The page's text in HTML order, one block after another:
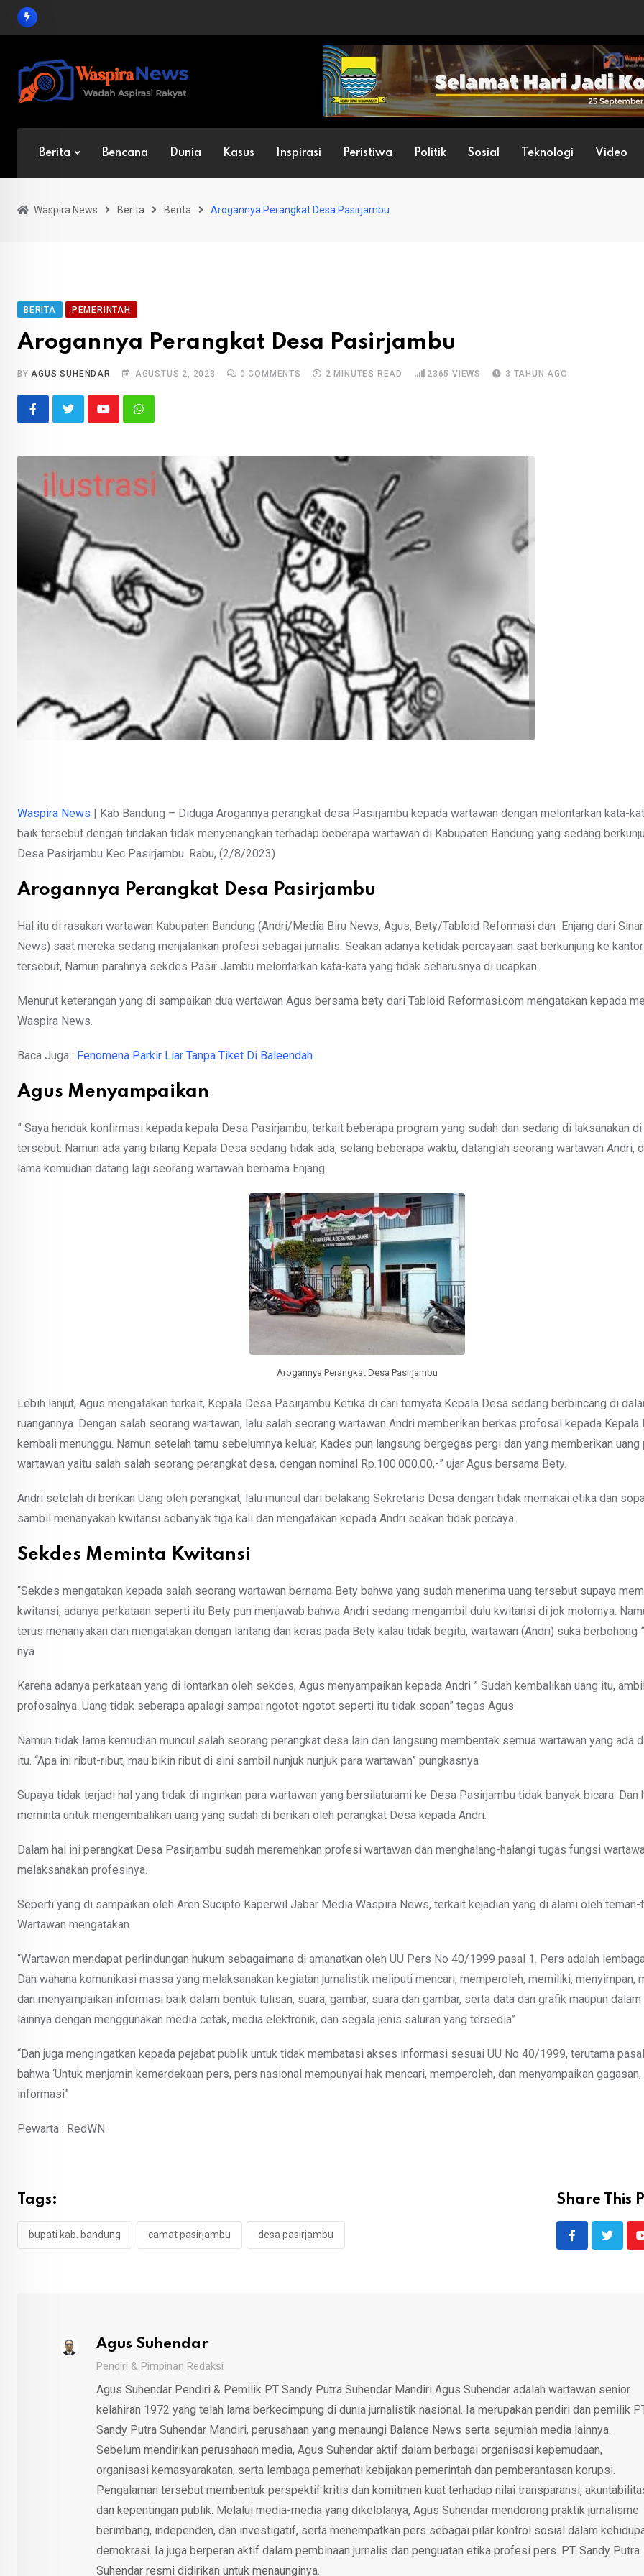
Skip
Berita Bencana Dunia Kasus Inspirasi Peristiwa Politik Sosial Teknologi Video
Waspira News Berita Berita Arogannya Perangkat Desa Pasirjambu
BERITA PEMERINTAH
Arogannya Perangkat Desa Pasirjambu
BYAGUS SUHENDAR AGUSTUS 2, 2023 0 COMMENTS 2 MINUTES READ 2365 VIEWS 3 TAHUN AGO
YoutubeWhatsapp
Waspira News | Kab Bandung – Diduga Arogannya perangkat desa Pasirjambu kepada wartawan dengan melontarkan kata-
baik tersebut dengan tindakan tidak menyenangkan terhadap beberapa wartawan di Kabupaten Bandung yang sedang
Desa Pasirjambu Kec Pasirjambu. Rabu, (2/8/2023)
Arogannya Perangkat Desa Pasirjambu
Hal itu di rasakan wartawan Kabupaten Bandung (Andri/Media Biru News, Agus, Bety/Tabloid Reformasi dan Enjang dari
News) saat mereka sedang menjalankan profesi sebagai jurnalis. Seakan adanya ketidak percayaan saat berkunjung ke
tersebut, Namun parahnya sekdes Pasir Jambu melontarkan kata-kata yang tidak seharusnya di ucapkan.
Menurut keterangan yang di sampaikan dua wartawan Agus bersama bety dari Tabloid Reformasi.com mengatakan kepada
Waspira News.
Baca Juga : Fenomena Parkir Liar Tanpa Tiket Di Baleendah
Agus Menyampaikan
” Saya hendak konfirmasi kepada kepala Desa Pasirjambu, terkait beberapa program yang sudah dan sedang di laksanakan
tersebut. Namun ada yang bilang Kepala Desa sedang tidak ada, selang beberapa waktu, datanglah seorang wartawan Andri,
lama kemudian datang lagi seorang wartawan bernama Enjang.
Arogannya Perangkat Desa Pasirjambu
Lebih lanjut, Agus mengatakan terkait, Kepala Desa Pasirjambu Ketika di cari ternyata Kepala Desa sedang berbincang di
ruangannya. Dengan salah seorang wartawan, lalu salah seorang wartawan Andri memberikan berkas profosal kepada Kepala
kembali menunggu. Namun setelah tamu sebelumnya keluar, Kades pun langsung bergegas pergi dan yang memberikan uang
wartawan yaitu salah salah seorang perangkat desa, dengan nominal Rp.100.000.00,-” ujar Agus bersama Bety.
Andri setelah di berikan Uang oleh perangkat, lalu muncul dari belakang Sekretaris Desa dengan tidak memakai etika dan
sambil menanyakan kwitansi sebanyak tiga kali dan mengatakan kepada Andri seakan tidak percaya.
Sekdes Meminta Kwitansi
“Sekdes mengatakan kepada salah seorang wartawan bernama Bety bahwa yang sudah menerima uang tersebut supaya
kwitansi, adanya perkataan seperti itu Bety pun menjawab bahwa Andri sedang mengambil dulu kwitansi di jok motornya.
terus menanyakan dan mengatakan dengan lantang dan keras pada Bety kalau tidak begitu, wartawan (Andri) suka berbohong
nya
Karena adanya perkataan yang di lontarkan oleh sekdes, Agus menyampaikan kepada Andri ” Sudah kembalikan uang itu,
profosalnya. Uang tidak seberapa apalagi sampai ngotot-ngotot seperti itu tidak sopan” tegas Agus
Namun tidak lama kemudian muncul salah seorang perangkat desa lain dan langsung membentak semua wartawan yang ada
itu. “Apa ini ribut-ribut, mau bikin ribut di sini sambil nunjuk nunjuk para wartawan” pungkasnya
Supaya tidak terjadi hal yang tidak di inginkan para wartawan yang bersilaturami ke Desa Pasirjambu tidak banyak bicara. Dan
meminta untuk mengembalikan uang yang sudah di berikan oleh perangkat Desa kepada Andri.
Dalam hal ini perangkat Desa Pasirjambu sudah meremehkan profesi wartawan dan menghalang-halangi tugas fungsi
melaksanakan profesinya.
Seperti yang di sampaikan oleh Aren Sucipto Kaperwil Jabar Media Waspira News, terkait kejadian yang di alami oleh teman-
Wartawan mengatakan.
“Wartawan mendapat perlindungan hukum sebagaimana di amanatkan oleh UU Pers No 40/1999 pasal 1. Pers adalah
Dan wahana komunikasi massa yang melaksanakan kegiatan jurnalistik meliputi mencari, memperoleh, memiliki, menyimpan,
dan menyampaikan informasi baik dalam bentuk tulisan, suara, gambar, suara dan gambar, serta data dan grafik maupun
lainnya dengan menggunakan media cetak, media elektronik, dan segala jenis saluran yang tersedia”
“Dan juga mengingatkan kepada pejabat publik untuk tidak membatasi akses informasi sesuai UU No 40/1999, terutama
bahwa ‘Untuk menjamin kemerdekaan pers, pers nasional mempunyai hak mencari, memperoleh, dan menyampaikan gagasan,
informasi”
Pewarta : RedWN
Tags:
bupati kab. bandung camat pasirjambu desa pasirjambu
Share This
Agus Suhendar
Pendiri & Pimpinan Redaksi
Agus Suhendar Pendiri & Pemilik PT Sandy Putra Suhendar Mandiri Agus Suhendar adalah wartawan senior
kelahiran 1972 yang telah lama berkecimpung di dunia jurnalistik nasional. Ia merupakan pendiri dan pemilik
Sandy Putra Suhendar Mandiri, perusahaan yang menaungi Balance News serta sejumlah media lainnya.
Sebelum mendirikan perusahaan media, Agus Suhendar aktif dalam berbagai organisasi kepemudaan,
organisasi kemasyarakatan, serta lembaga pemerhati kebijakan pemerintah dan pemberantasan korupsi.
Pengalaman tersebut membentuk perspektif kritis dan komitmen kuat terhadap nilai transparansi,
dan kepentingan publik. Melalui media-media yang dikelolanya, Agus Suhendar mendorong praktik jurnalisme
berimbang, independen, dan investigatif, serta menempatkan pers sebagai pilar kontrol sosial dalam
demokrasi. Ia juga berperan aktif dalam pembinaan jurnalis dan penguatan etika profesi pers. PT. Sandy Putra
Suhendar resmi didirikan untuk menaunginya.